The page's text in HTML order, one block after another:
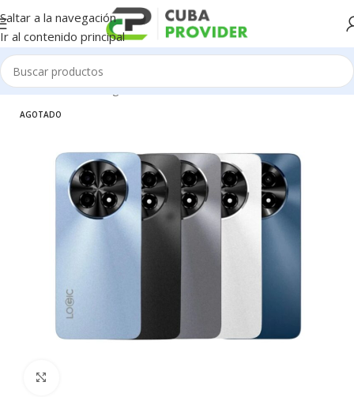
Saltar a la navegación
Ir al contenido principal
Inicio/Celulares/Logic
AGOTADO